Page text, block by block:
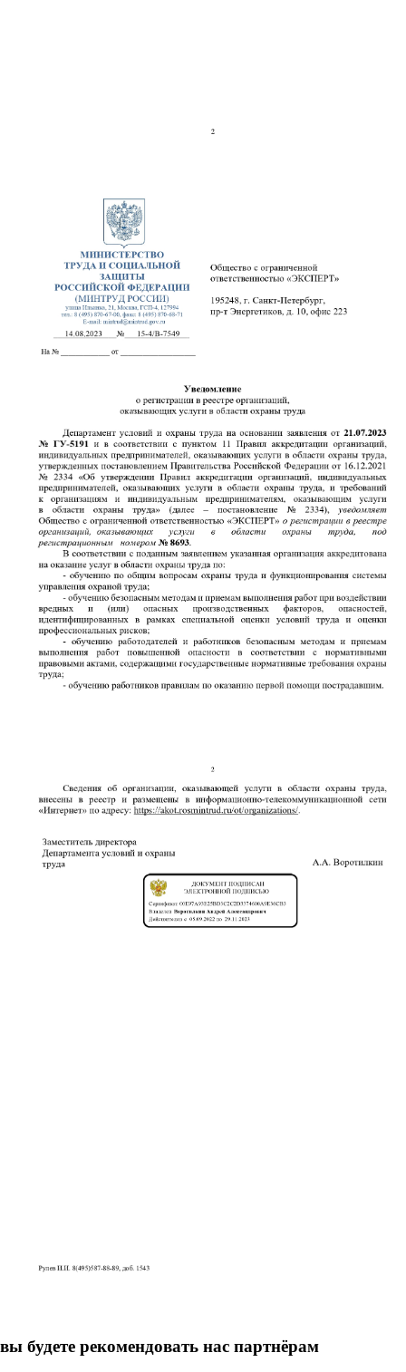
вы будете рекомендовать нас партнёрам